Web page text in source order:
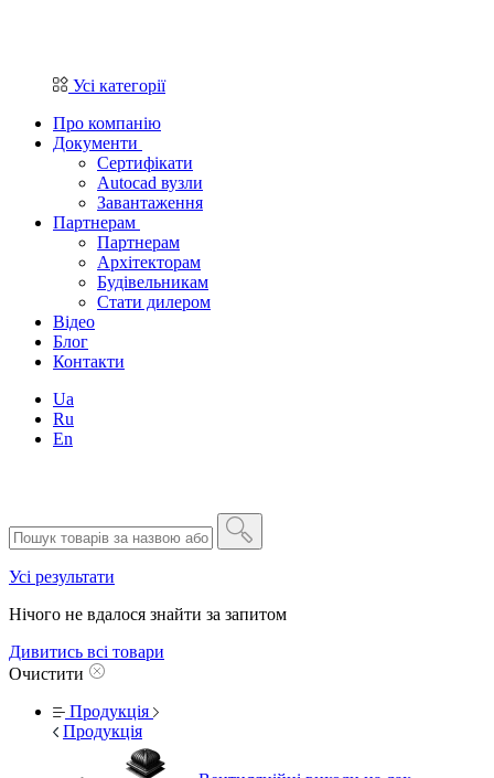
Усі категорії
Про компанію
Документи
Сертифікати
Autocad вузли
Завантаження
Партнерам
Партнерам
Архітекторам
Будівельникам
Стати дилером
Відео
Блог
Контакти
Ua
Ru
En
Усі результати
Нічого не вдалося знайти за запитом
Дивитись всі товари
Очистити
Продукція
Продукція